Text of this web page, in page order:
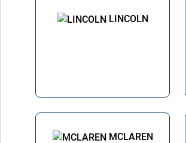
LINCOLN
MCLAREN